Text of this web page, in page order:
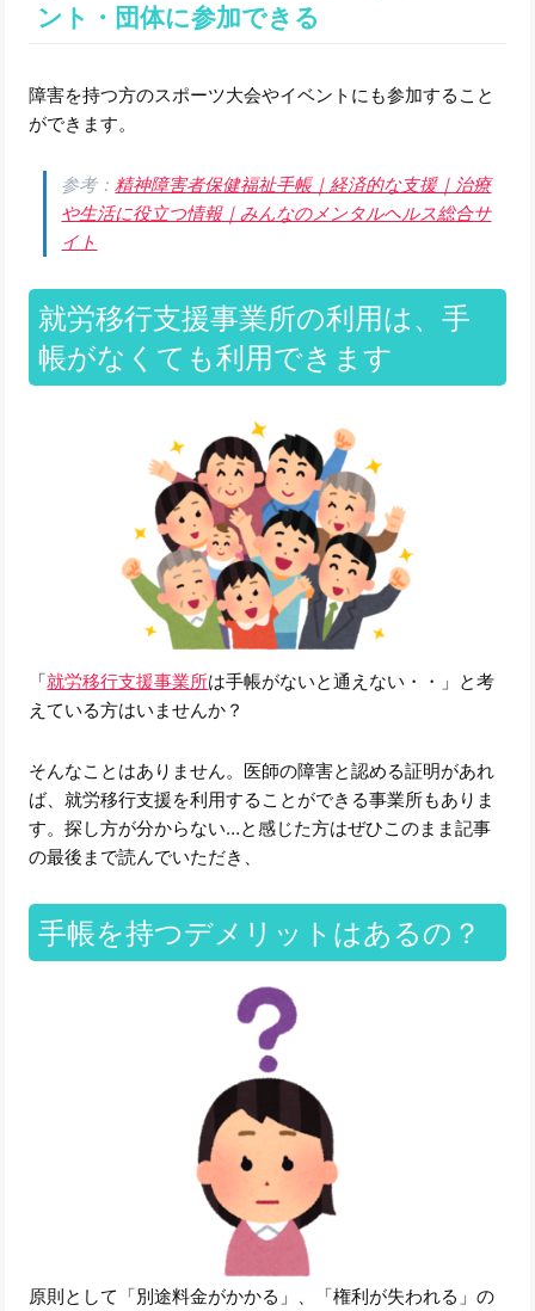
ント・団体に参加できる
障害を持つ方のスポーツ大会やイベントにも参加すること
ができます。
参考：精神障害者保健福祉手帳｜経済的な支援｜治療
や生活に役立つ情報｜みんなのメンタルヘルス総合サ
イト
就労移行支援事業所の利用は、手
帳がなくても利用できます
「就労移行支援事業所は手帳がないと通えない・・」と考
えている方はいませんか？
そんなことはありません。医師の障害と認める証明があれ
ば、就労移行支援を利用することができる事業所もありま
す。探し方が分からない…と感じた方はぜひこのまま記事
の最後まで読んでいただき、
手帳を持つデメリットはあるの？
原則として「別途料金がかかる」、「権利が失われる」の